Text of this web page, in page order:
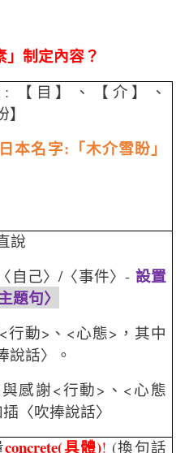
」制定內容？
【目】、【介】、
本名字: 「木介雪盼」
說
自己〉/〈事件〉- 設置
題句〉
行動>、<心態>，其中
說話〉。
感謝<行動>、<心態
〈吹捧說話〉
concrete(具體)! (換句話